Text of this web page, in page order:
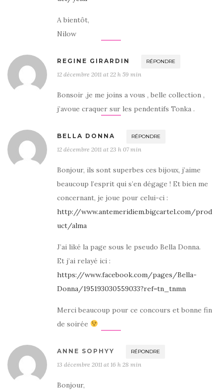
A bientôt,
Nilow
REGINE GIRARDIN RÉPONDRE
12 décembre 2011 at 22 h 59 min
Bonsoir ,je me joins a vous , belle collection ,
j’avoue craquer sur les pendentifs Tonka .
BELLA DONNA RÉPONDRE
12 décembre 2011 at 23 h 07 min
Bonjour, ils sont superbes ces bijoux, j’aime
beaucoup l’esprit qui s’en dégage ! Et bien me
concernant, je joue pour celui-ci :
http://www.antemeridiem.bigcartel.com/prod
uct/alma
J’ai liké la page sous le pseudo Bella Donna.
Et j’ai relayé ici :
https://www.facebook.com/pages/Bella-
Donna/195193030559033?ref=tn_tnmn
Merci beaucoup pour ce concours et bonne fin
de soirée
ANNE SOPHYY RÉPONDRE
13 décembre 2011 at 16 h 28 min
Bonjour,